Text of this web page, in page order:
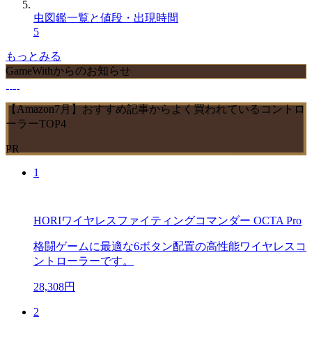
虫図鑑一覧と値段・出現時間
5
もっとみる
GameWithからのお知らせ
【Amazon7月】おすすめ記事からよく買われているコントロ
ーラーTOP4
PR
1
HORIワイヤレスファイティングコマンダー OCTA Pro
格闘ゲームに最適な6ボタン配置の高性能ワイヤレスコ
ントローラーです。
28,308円
2